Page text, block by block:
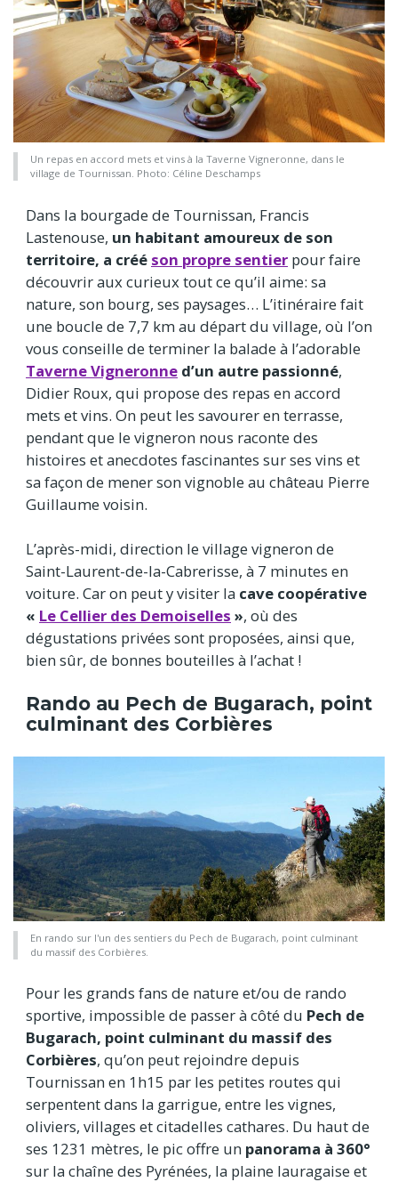
Un repas en accord mets et vins à la Taverne Vigneronne, dans le
village de Tournissan. Photo: Céline Deschamps
Dans la bourgade de Tournissan, Francis
Lastenouse, un habitant amoureux de son
territoire, a créé son propre sentier pour faire
découvrir aux curieux tout ce qu’il aime: sa
nature, son bourg, ses paysages… L’itinéraire fait
une boucle de 7,7 km au départ du village, où l’on
vous conseille de terminer la balade à l’adorable
Taverne Vigneronne d’un autre passionné,
Didier Roux, qui propose des repas en accord
mets et vins. On peut les savourer en terrasse,
pendant que le vigneron nous raconte des
histoires et anecdotes fascinantes sur ses vins et
sa façon de mener son vignoble au château Pierre
Guillaume voisin.
L’après-midi, direction le village vigneron de
Saint-Laurent-de-la-Cabrerisse, à 7 minutes en
voiture. Car on peut y visiter la cave coopérative
« Le Cellier des Demoiselles », où des
dégustations privées sont proposées, ainsi que,
bien sûr, de bonnes bouteilles à l’achat !
Rando au Pech de Bugarach, point
culminant des Corbières
En rando sur l'un des sentiers du Pech de Bugarach, point culminant
du massif des Corbières.
Pour les grands fans de nature et/ou de rando
sportive, impossible de passer à côté du Pech de
Bugarach, point culminant du massif des
Corbières, qu’on peut rejoindre depuis
Tournissan en 1h15 par les petites routes qui
serpentent dans la garrigue, entre les vignes,
oliviers, villages et citadelles cathares. Du haut de
ses 1231 mètres, le pic offre un panorama à 360°
sur la chaîne des Pyrénées, la plaine lauragaise et